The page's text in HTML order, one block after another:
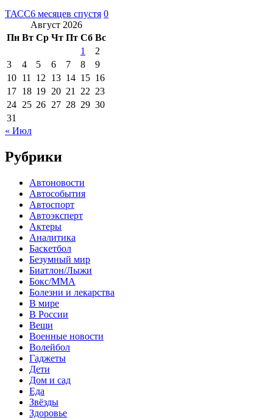
ТАСС6 месяцев спустя 0
Август 2026
Пн Вт Ср Чт Пт Сб Вс
1
2
3
4 5 6 7 8
9
10 11 12 13 14 15 16
17 18 19 20 21 22 23
24 25 26 27 28 29 30
31
« Июл
Рубрики
Автоновости
Автособытия
Автоспорт
Автоэксперт
Актеры
Аналитика
Баскетбол
Безумный мир
Биатлон/Лыжи
Бокс/MMA
Болезни и лекарства
В мире
В России
Вещи
Военные новости
Волейбол
Гаджеты
Дети
Дом и сад
Еда
Звёзды
Здоровье